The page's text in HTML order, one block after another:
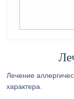
Лечение
характера.